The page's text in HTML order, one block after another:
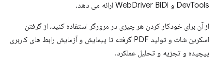
DevTools و WebDriver BiDi ارائه می دهد.
از آن برای خودکار کردن هر چیزی در مرورگر استفاده کنید، از گرفتن
اسکرین شات و تولید PDF گرفته تا پیمایش و آزمایش رابط های کاربری
پیچیده و تجزیه و تحلیل عملکرد.